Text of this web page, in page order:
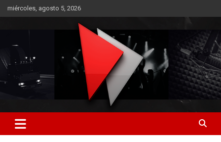
Saltar
al
miércoles, agosto 5, 2026
RO CONTENIDOS